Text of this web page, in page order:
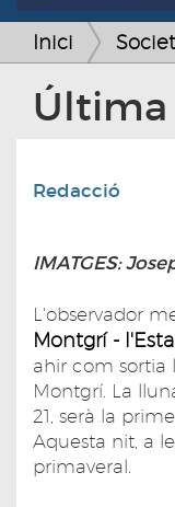
Inici
Redacció
IMATGES:
L'observador
Montgrí -
ahir com sortia
Montgrí. La
21, serà la
Aquesta nit, a
primaveral.